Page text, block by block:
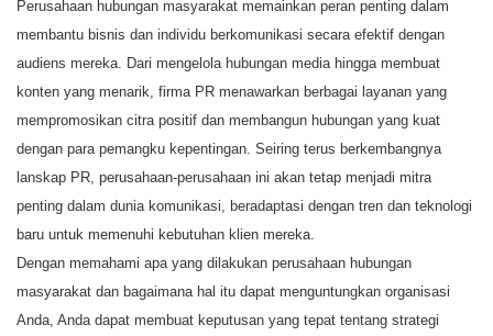
Perusahaan hubungan masyarakat memainkan peran penting dalam
membantu bisnis dan individu berkomunikasi secara efektif dengan
audiens mereka. Dari mengelola hubungan media hingga membuat
konten yang menarik, firma PR menawarkan berbagai layanan yang
mempromosikan citra positif dan membangun hubungan yang kuat
dengan para pemangku kepentingan. Seiring terus berkembangnya
lanskap PR, perusahaan-perusahaan ini akan tetap menjadi mitra
penting dalam dunia komunikasi, beradaptasi dengan tren dan teknologi
baru untuk memenuhi kebutuhan klien mereka.
Dengan memahami apa yang dilakukan perusahaan hubungan
masyarakat dan bagaimana hal itu dapat menguntungkan organisasi
Anda, Anda dapat membuat keputusan yang tepat tentang strategi